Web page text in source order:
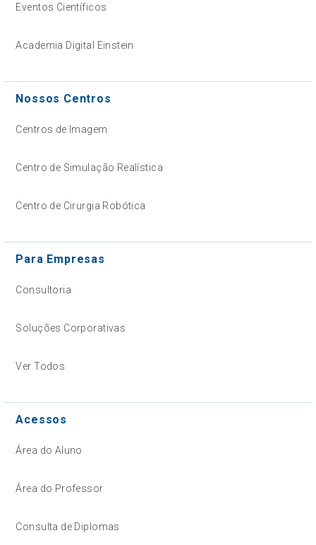
Eventos Científicos
Academia Digital Einstein
Nossos Centros
Centros de Imagem
Centro de Simulação Realística
Centro de Cirurgia Robótica
Para Empresas
Consultoria
Soluções Corporativas
Ver Todos
Acessos
Área do Aluno
Área do Professor
Consulta de Diplomas